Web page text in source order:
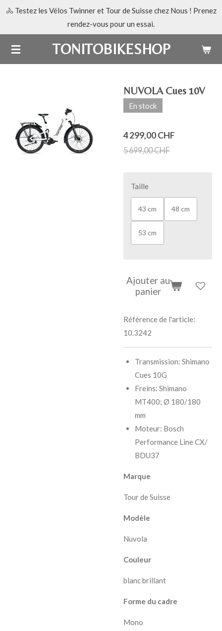
Passer
principal
TONITOBIKESHOP
🚴 Testez les Vélos Twinner et Tour de Suisse chez Nous ! Prenez
rendez-vous pour un essai.
NUVOLA Cues 10V
En stock
4 299,00 CHF
5 699,00 CHF
Taille
43 cm 48 cm
53 cm
Ajouter au
panier
Référence de l'article:
10.3242
Transmission: Shimano
Cues 10G
Freins: Shimano
MT400; Ø 180/180
mm
Moteur: Bosch
Performance Line CX/
BDU37
Marque
Tour de Suisse
Modèle
Nuvola
Couleur
blanc brillant
Forme du cadre
Mono